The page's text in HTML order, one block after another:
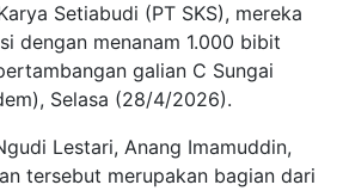
Setiabudi (PT SKS), mereka
dengan menanam 1.000 bibit
galian C Sungai
Selasa (28/4/2026).
Lestari, Anang Imamuddin,
tersebut merupakan bagian dari